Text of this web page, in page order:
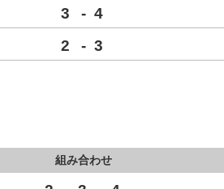
3 - 4
2 - 3
組み合わせ